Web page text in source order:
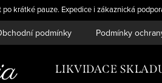
krátké pauze. Expedice i zákaznická
podmínky Podmínky
LIKVIDACE